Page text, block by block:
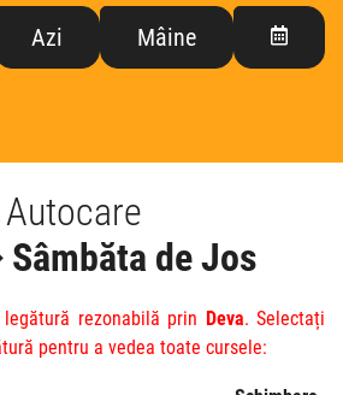
Azi Mâine
Autocare
de Jos
rezonabilă prin Deva. Selectați
pentru a vedea toate cursele: